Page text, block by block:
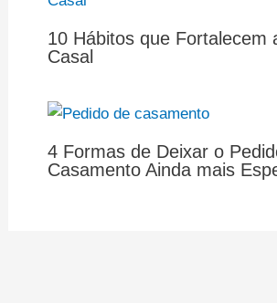
10 Hábitos que Fortalecem
Casal
4 Formas de Deixar o
Casamento Ainda mais